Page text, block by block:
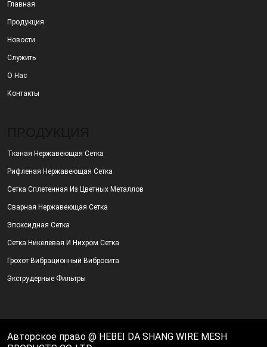
Главная
Продукция
Новости
Служить
О Нас
Контакты
Тканая Нержавеющая Сетка
Рифленая Нержавеющая Сетка
Сетка Сплетенная Из Цветных Металлов
Сварная Нержавеющая Сетка
Эпоксидная Сетка
Сетка Никелевая И Нихром Сетка
Грохот Вибрационный Вибросита
Экструдерные Фильтры
Авторское право @ HEBEI DA SHANG WIRE MESH